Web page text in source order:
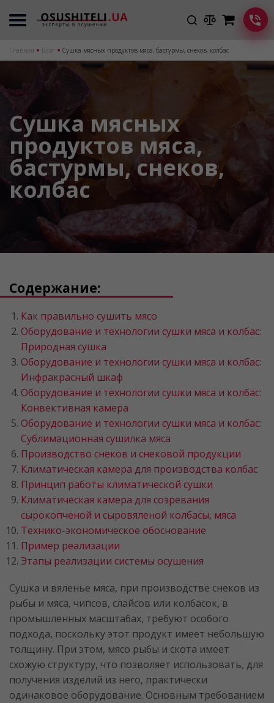
Главная Блог Сушка мясных продуктов мяса, бастурмы, снеков, колбас
Сушка мясных
продуктов мяса,
бастурмы, снеков,
колбас
Содержание:
Как правильно сушить мясо
Оборудование и технологии сушки мяса и колбас:
Природная сушка
Оборудование и технологии сушки мяса и колбас:
Инфракрасный шкаф
Оборудование и технологии сушки мяса и колбас:
Конвективная камера
Оборудование и технологии сушки мяса и колбас:
Сублимационная сушилка мяса
Производство снеков и снековой продукции
Климатическая камера для производства колбас
Принцип работы климатической сушки
Климатическая камера для созревания
сырокопченой и сыровяленой колбасы, мяса
Технико-экономическое обоснование
Пример реализации
Этапы реализации системы осушения
Сушка и вяленье мяса, при производстве снеков из
рыбы и мяса, чипсов, слайсов или колбасок, в
промышленных масштабах, требуют особого
подхода, поскольку этот продукт имеет небольшую
толщину. При этом, мясо рыбы и скота имеет
схожую структуру, что позволяет использовать, для
получения изделий из него, практически
одинаковое оборудование. Основным требованием